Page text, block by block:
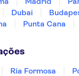
Dubai
Punta Cana
Ria Formosa